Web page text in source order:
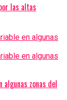
las altas
algunas zonas del